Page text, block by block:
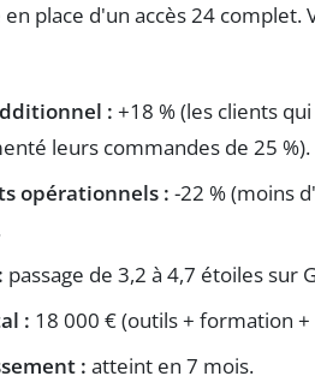
place d'un accès 24 complet.
: +18 % (les clients
leurs commandes de 25 %).
opérationnels : -22 % (moins
passage de 3,2 à 4,7 étoiles sur
: 18 000 € (outils + formation
: atteint en 7 mois.